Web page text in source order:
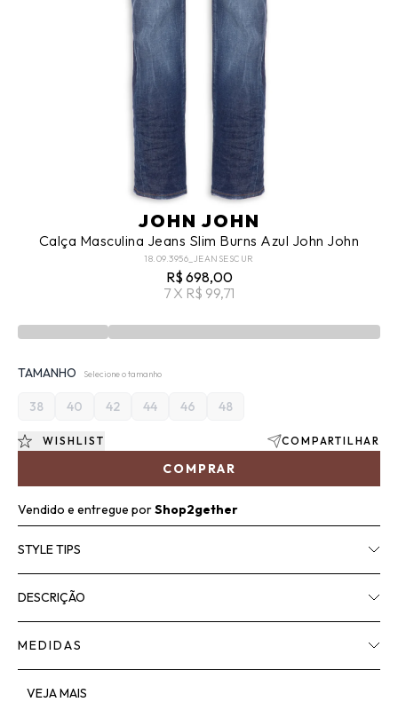
JOHN JOHN
Calça Masculina Jeans Slim Burns Azul John John
18.09.3956_JEANSESCUR
R$ 698,00
7 X R$ 99,71
TAMANHO Selecione o tamanho
38 40 42 44 46 48
COMPRAR
WISHLIST COMPARTILHAR
Vendido e entregue porShop2gether
STYLE TIPS
DESCRIÇÃO
MEDIDAS
VEJA MAIS